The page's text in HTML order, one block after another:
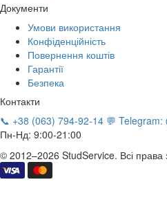
Документи
Умови використання
Конфіденційність
Повернення коштів
Гарантії
Безпека
Контакти
📞 +38 (063) 794-92-14 💬 Telegram:
Пн-Нд: 9:00-21:00
© 2012–2026 StudService. Всі права